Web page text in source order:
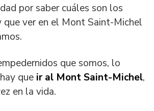
por saber cuáles son los
que ver en el Mont Saint-Michel
que somos, lo
que ir al Mont Saint-Michel,
en la vida.